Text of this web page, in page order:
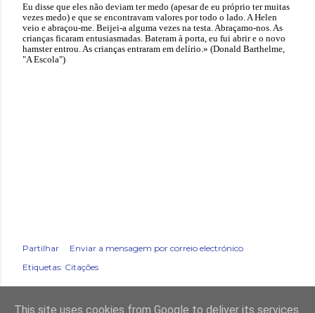
Eu disse que eles não deviam ter medo (apesar de eu próprio ter muitas
vezes medo) e que se encontravam valores por todo o lado. A Helen
veio e abraçou-me. Beijei-a alguma vezes na testa. Abraçamo-nos. As
crianças ficaram entusiasmadas. Bateram à porta, eu fui abrir e o novo
hamster entrou. As crianças entraram em delírio.» (Donald Barthelme,
"A Escola")
Partilhar
Enviar a mensagem por correio electrónico
Etiquetas: Citações
This site uses cookies from Google to deliver its services